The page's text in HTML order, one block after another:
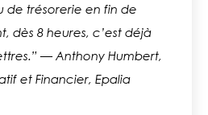
de trésorerie en fin de
dès 8 heures, c’est déjà
— Anthony Humbert,
et Financier, Epalia